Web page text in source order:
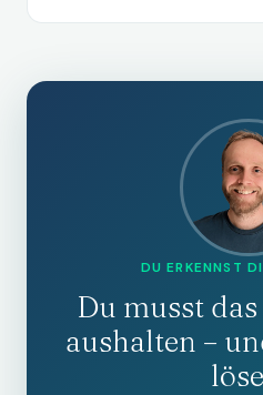
DU ERKENNST
Du musst
aushalten –